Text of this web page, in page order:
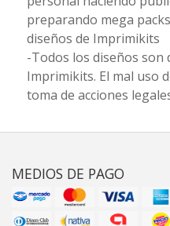
preparando mega
diseños de Imprimikits
-Todos los diseños
Imprimikits. El mal uso
toma de acciones
MEDIOS DE PAGO